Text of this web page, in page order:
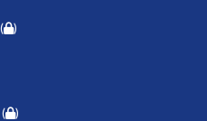
( )
( )